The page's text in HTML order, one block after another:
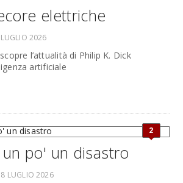
elettriche
2026
l’attualità di Philip K. Dick
artificiale
2
po' un disastro
8 LUGLIO 2026